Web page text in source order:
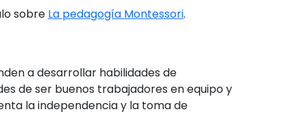
sobre La pedagogía Montessori.
a desarrollar habilidades de
de ser buenos trabajadores en equipo y
la independencia y la toma de